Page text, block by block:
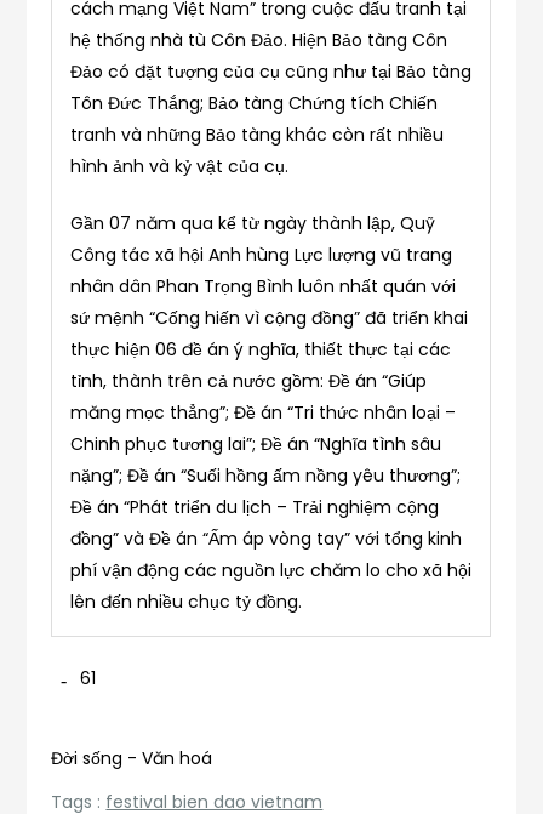
cách mạng Việt Nam” trong cuộc đấu tranh tại
hệ thống nhà tù Côn Đảo. Hiện Bảo tàng Côn
Đảo có đặt tượng của cụ cũng như tại Bảo tàng
Tôn Đức Thắng; Bảo tàng Chứng tích Chiến
tranh và những Bảo tàng khác còn rất nhiều
hình ảnh và kỷ vật của cụ.
Gần 07 năm qua kể từ ngày thành lập, Quỹ
Công tác xã hội Anh hùng Lực lượng vũ trang
nhân dân Phan Trọng Bình luôn nhất quán với
sứ mệnh “Cống hiến vì cộng đồng” đã triển khai
thực hiện 06 đề án ý nghĩa, thiết thực tại các
tỉnh, thành trên cả nước gồm: Đề án “Giúp
măng mọc thẳng”; Đề án “Tri thức nhân loại –
Chinh phục tương lai”; Đề án “Nghĩa tình sâu
nặng”; Đề án “Suối hồng ấm nồng yêu thương”;
Đề án “Phát triển du lịch – Trải nghiệm cộng
đồng” và Đề án “Ấm áp vòng tay” với tổng kinh
phí vận động các nguồn lực chăm lo cho xã hội
lên đến nhiều chục tỷ đồng.
61
Đời sống - Văn hoá
Tags : festival bien dao vietnam